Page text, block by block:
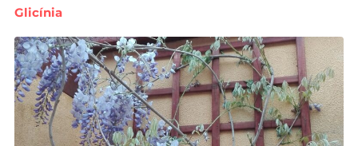
Glicínia